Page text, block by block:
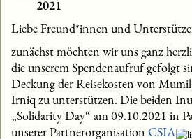
2021
Liebe Freund*innen und
zunächst möchten wir uns ganz
die unserem Spendenaufruf gefolgt
Deckung der Reisekosten von
Irniq zu unterstützen. Die beiden
„Solidarity Day“ am 09.10.2021 in
unserer Partnerorganisation CSIA